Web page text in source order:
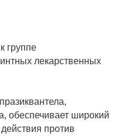
группе
лекарственных
обеспечивает широкий
против